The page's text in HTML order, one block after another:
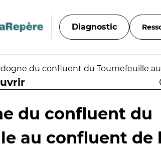
Diagnostic
du confluent du Tournefeuille
du confluent du
au confluent de